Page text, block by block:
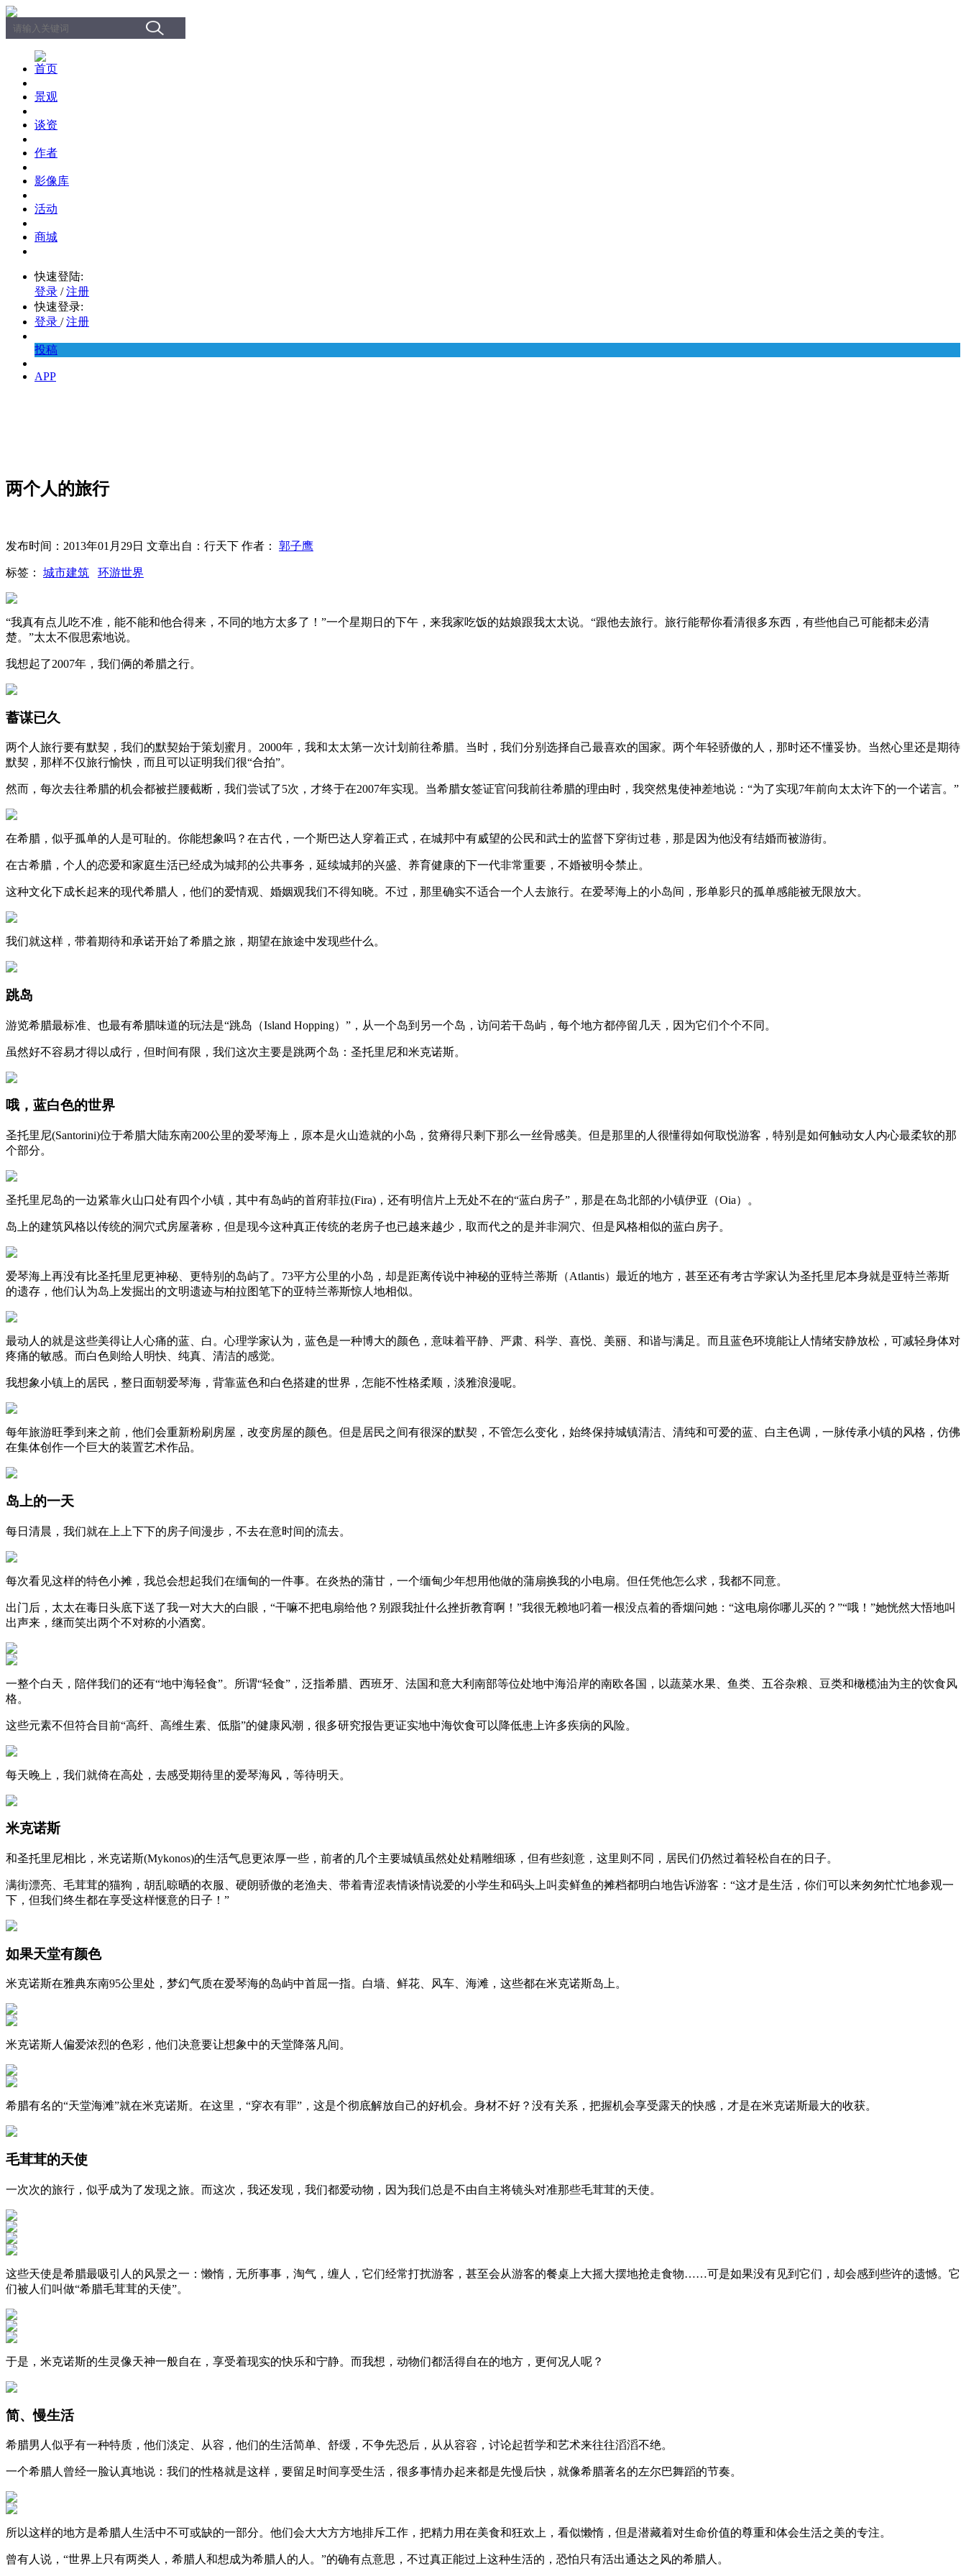
首页
景观
谈资
作者
影像库
活动
商城
快速登陆:
登录 / 注册
快速登录:
登录 / 注册
投稿
APP
两个人的旅行
发布时间：2013年01月29日 文章出自：行天下 作者： 郭子鹰
标签： 城市建筑 环游世界
“我真有点儿吃不准，能不能和他合得来，不同的地方太多了！”一个星期日的下午，来我家吃饭的姑娘跟我太太说。“跟他去旅行。旅行能帮你看清很多东西，有些他自己可能都未必清
楚。”太太不假思索地说。
我想起了2007年，我们俩的希腊之行。
蓄谋已久
两个人旅行要有默契，我们的默契始于策划蜜月。2000年，我和太太第一次计划前往希腊。当时，我们分别选择自己最喜欢的国家。两个年轻骄傲的人，那时还不懂妥协。当然心里还是期待
默契，那样不仅旅行愉快，而且可以证明我们很“合拍”。
然而，每次去往希腊的机会都被拦腰截断，我们尝试了5次，才终于在2007年实现。当希腊女签证官问我前往希腊的理由时，我突然鬼使神差地说：“为了实现7年前向太太许下的一个诺言。”
在希腊，似乎孤单的人是可耻的。你能想象吗？在古代，一个斯巴达人穿着正式，在城邦中有威望的公民和武士的监督下穿街过巷，那是因为他没有结婚而被游街。
在古希腊，个人的恋爱和家庭生活已经成为城邦的公共事务，延续城邦的兴盛、养育健康的下一代非常重要，不婚被明令禁止。
这种文化下成长起来的现代希腊人，他们的爱情观、婚姻观我们不得知晓。不过，那里确实不适合一个人去旅行。在爱琴海上的小岛间，形单影只的孤单感能被无限放大。
我们就这样，带着期待和承诺开始了希腊之旅，期望在旅途中发现些什么。
跳岛
游览希腊最标准、也最有希腊味道的玩法是“跳岛（Island Hopping）”，从一个岛到另一个岛，访问若干岛屿，每个地方都停留几天，因为它们个个不同。
虽然好不容易才得以成行，但时间有限，我们这次主要是跳两个岛：圣托里尼和米克诺斯。
哦，蓝白色的世界
圣托里尼(Santorini)位于希腊大陆东南200公里的爱琴海上，原本是火山造就的小岛，贫瘠得只剩下那么一丝骨感美。但是那里的人很懂得如何取悦游客，特别是如何触动女人内心最柔软的那
个部分。
圣托里尼岛的一边紧靠火山口处有四个小镇，其中有岛屿的首府菲拉(Fira)，还有明信片上无处不在的“蓝白房子”，那是在岛北部的小镇伊亚（Oia）。
岛上的建筑风格以传统的洞穴式房屋著称，但是现今这种真正传统的老房子也已越来越少，取而代之的是并非洞穴、但是风格相似的蓝白房子。
爱琴海上再没有比圣托里尼更神秘、更特别的岛屿了。73平方公里的小岛，却是距离传说中神秘的亚特兰蒂斯（Atlantis）最近的地方，甚至还有考古学家认为圣托里尼本身就是亚特兰蒂斯
的遗存，他们认为岛上发掘出的文明遗迹与柏拉图笔下的亚特兰蒂斯惊人地相似。
最动人的就是这些美得让人心痛的蓝、白。心理学家认为，蓝色是一种博大的颜色，意味着平静、严肃、科学、喜悦、美丽、和谐与满足。而且蓝色环境能让人情绪安静放松，可减轻身体对
疼痛的敏感。而白色则给人明快、纯真、清洁的感觉。
我想象小镇上的居民，整日面朝爱琴海，背靠蓝色和白色搭建的世界，怎能不性格柔顺，淡雅浪漫呢。
每年旅游旺季到来之前，他们会重新粉刷房屋，改变房屋的颜色。但是居民之间有很深的默契，不管怎么变化，始终保持城镇清洁、清纯和可爱的蓝、白主色调，一脉传承小镇的风格，仿佛
在集体创作一个巨大的装置艺术作品。
岛上的一天
每日清晨，我们就在上上下下的房子间漫步，不去在意时间的流去。
每次看见这样的特色小摊，我总会想起我们在缅甸的一件事。在炎热的蒲甘，一个缅甸少年想用他做的蒲扇换我的小电扇。但任凭他怎么求，我都不同意。
出门后，太太在毒日头底下送了我一对大大的白眼，“干嘛不把电扇给他？别跟我扯什么挫折教育啊！”我很无赖地叼着一根没点着的香烟问她：“这电扇你哪儿买的？”“哦！”她恍然大悟地叫
出声来，继而笑出两个不对称的小酒窝。
一整个白天，陪伴我们的还有“地中海轻食”。所谓“轻食”，泛指希腊、西班牙、法国和意大利南部等位处地中海沿岸的南欧各国，以蔬菜水果、鱼类、五谷杂粮、豆类和橄榄油为主的饮食风
格。
这些元素不但符合目前“高纤、高维生素、低脂”的健康风潮，很多研究报告更证实地中海饮食可以降低患上许多疾病的风险。
每天晚上，我们就倚在高处，去感受期待里的爱琴海风，等待明天。
米克诺斯
和圣托里尼相比，米克诺斯(Mykonos)的生活气息更浓厚一些，前者的几个主要城镇虽然处处精雕细琢，但有些刻意，这里则不同，居民们仍然过着轻松自在的日子。
满街漂亮、毛茸茸的猫狗，胡乱晾晒的衣服、硬朗骄傲的老渔夫、带着青涩表情谈情说爱的小学生和码头上叫卖鲜鱼的摊档都明白地告诉游客：“这才是生活，你们可以来匆匆忙忙地参观一
下，但我们终生都在享受这样惬意的日子！”
如果天堂有颜色
米克诺斯在雅典东南95公里处，梦幻气质在爱琴海的岛屿中首屈一指。白墙、鲜花、风车、海滩，这些都在米克诺斯岛上。
米克诺斯人偏爱浓烈的色彩，他们决意要让想象中的天堂降落凡间。
希腊有名的“天堂海滩”就在米克诺斯。在这里，“穿衣有罪”，这是个彻底解放自己的好机会。身材不好？没有关系，把握机会享受露天的快感，才是在米克诺斯最大的收获。
毛茸茸的天使
一次次的旅行，似乎成为了发现之旅。而这次，我还发现，我们都爱动物，因为我们总是不由自主将镜头对准那些毛茸茸的天使。
这些天使是希腊最吸引人的风景之一：懒惰，无所事事，淘气，缠人，它们经常打扰游客，甚至会从游客的餐桌上大摇大摆地抢走食物……可是如果没有见到它们，却会感到些许的遗憾。它
们被人们叫做“希腊毛茸茸的天使”。
于是，米克诺斯的生灵像天神一般自在，享受着现实的快乐和宁静。而我想，动物们都活得自在的地方，更何况人呢？
简、慢生活
希腊男人似乎有一种特质，他们淡定、从容，他们的生活简单、舒缓，不争先恐后，从从容容，讨论起哲学和艺术来往往滔滔不绝。
一个希腊人曾经一脸认真地说：我们的性格就是这样，要留足时间享受生活，很多事情办起来都是先慢后快，就像希腊著名的左尔巴舞蹈的节奏。
所以这样的地方是希腊人生活中不可或缺的一部分。他们会大大方方地排斥工作，把精力用在美食和狂欢上，看似懒惰，但是潜藏着对生命价值的尊重和体会生活之美的专注。
曾有人说，“世界上只有两类人，希腊人和想成为希腊人的人。”的确有点意思，不过真正能过上这种生活的，恐怕只有活出通达之风的希腊人。